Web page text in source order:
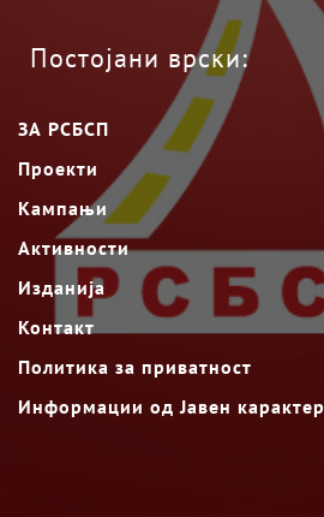
Постојани врски:
ЗА РСБСП
Проекти
Кампањи
Активности
Изданија
Контакт
Политика за приватност
Информации од Јавен карактер